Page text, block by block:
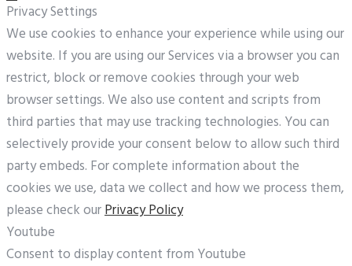
Privacy Settings
We use cookies to enhance your experience while using our
website. If you are using our Services via a browser you can
restrict, block or remove cookies through your web
browser settings. We also use content and scripts from
third parties that may use tracking technologies. You can
selectively provide your consent below to allow such third
party embeds. For complete information about the
cookies we use, data we collect and how we process them,
please check ourPrivacy Policy
Youtube
Consent to display content from Youtube